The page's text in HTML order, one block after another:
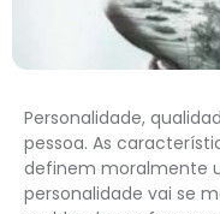
Personalidade,
pessoa. As
definem moralmente
personalidade vai se